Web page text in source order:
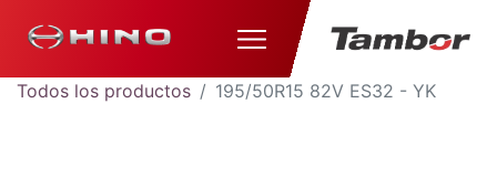
Todos los productos 195/50R15 82V ES32 - YK